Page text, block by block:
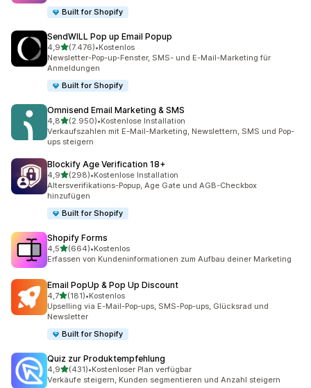
Built for Shopify
SendWILL Pop up Email Popup
4,9von 5 Sternen
(7.476)
7476 Rezensionen insgesamt
•Kostenlos
Newsletter-Pop-up-Fenster, SMS- und E-Mail-Marketing für
Anmeldungen
Built for Shopify
Omnisend Email Marketing & SMS
4,8von 5 Sternen
(2.950)
2950 Rezensionen insgesamt
•Kostenlose Installation
Verkaufszahlen mit E-Mail-Marketing, Newslettern, SMS und Pop-
ups steigern
Blockify Age Verification 18+
4,9von 5 Sternen
(298)
298 Rezensionen insgesamt
•Kostenlose Installation
Altersverifikations-Popup, Age Gate und AGB-Checkbox
hinzufügen
Built for Shopify
Shopify Forms
4,5von 5 Sternen
(664)
664 Rezensionen insgesamt
•Kostenlos
Erfassen von Kundeninformationen zum Aufbau deiner Marketing
Email PopUp & Pop Up Discount
4,7von 5 Sternen
(181)
181 Rezensionen insgesamt
•Kostenlos
Upselling via E-Mail-Pop-ups, SMS-Pop-ups, Glücksrad und
Newsletter
Built for Shopify
Quiz zur Produktempfehlung
4,9von 5 Sternen
(431)
431 Rezensionen insgesamt
•Kostenloser Plan verfügbar
Verkäufe steigern, Kunden segmentieren und Anzahl steigern